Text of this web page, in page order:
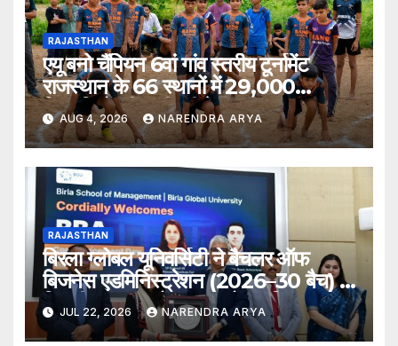
RAJASTHAN
एयू बनो चैंपियन 6वां गांव स्तरीय टूर्नामेंट
राजस्थान के 66 स्थानों में 29,000
खिलाड़ियों की भागीदारी के साथ संपन्न हुआ
AUG 4, 2026 NARENDRA ARYA
RAJASTHAN
बिरला ग्लोबल यूनिवर्सिटी ने बैचलर ऑफ
बिजनेस एडमिनिस्ट्रेशन (2026–30 बैच) के
लिए दीक्षारंभ समारोह का आयोजन किया
JUL 22, 2026 NARENDRA ARYA